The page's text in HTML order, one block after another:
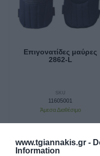
www.tgiannakis.gr -
Information
Επιγονατίδες μαύρες
2862-L
SKU
11605001
Άμεσα Διαθέσιμο
9,30 €
Διάβασα και